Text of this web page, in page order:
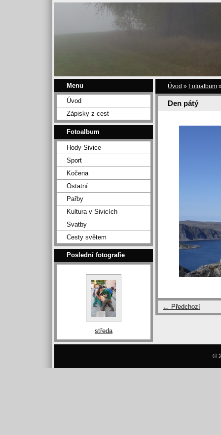
Menu
Úvod
Zápisky z cest
Fotoalbum
Hody Sivice
Sport
Kočena
Ostatní
Pařby
Kultura v Sivicích
Svatby
Cesty světem
Poslední fotografie
středa
Úvod » Fotoalbum
Den pátý
← Předchozí
©